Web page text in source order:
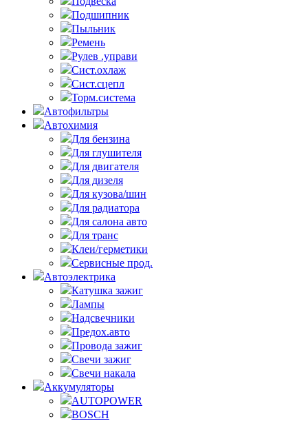
Подшипник
Пыльник
Ремень
Рулев .управи
Сист.охлаж
Сист.сцепл
Торм.система
Автофильтры
Автохимия
Для бензина
Для глушителя
Для двигателя
Для дизеля
Для кузова/шин
Для радиатора
Для салона авто
Для транс
Клеи/герметики
Сервисные прод.
Автоэлектрика
Катушка зажиг
Лампы
Надсвечники
Предох.авто
Провода зажиг
Свечи зажиг
Свечи накала
Аккумуляторы
AUTOPOWER
BOSCH